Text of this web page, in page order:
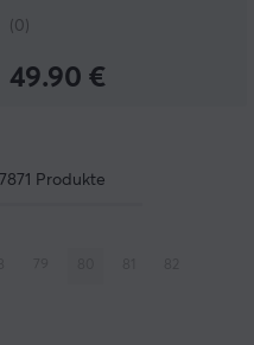
(0)
49.90 €
7871 Produkte